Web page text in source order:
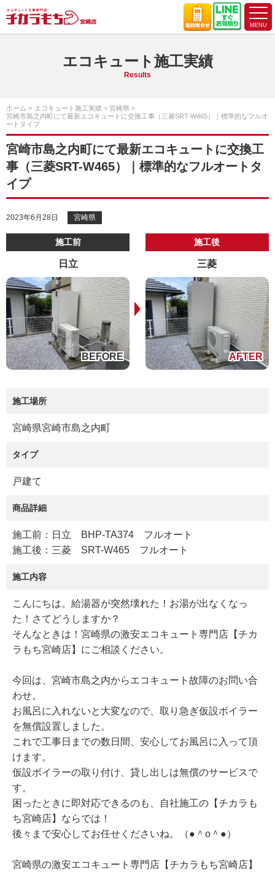
エコキュート施工実績
Results
ホーム エコキュート施工実績
宮崎県
宮崎市島之内町にて最新エコキュートに交換工事（三菱SRT-W465）｜標準的なフルオ
ートタイプ
宮崎市島之内町にて最新エコキュートに交換工
事（三菱SRT-W465）｜標準的なフルオートタ
イプ
2023年6月28日 宮崎県
施工前
日立
施工後
三菱
施工場所
宮崎県宮崎市島之内町
タイプ
戸建て
商品詳細
施工前：日立 BHP-TA374 フルオート
施工後：三菱 SRT-W465 フルオート
施工内容
こんにちは。給湯器が突然壊れた！お湯が出なくなっ
た！さてどうしますか？
そんなときは！宮崎県の激安エコキュート専門店【チカ
ラもち宮崎店】にご相談ください。
今回は、宮崎市島之内からエコキュート故障のお問い合
わせ。
お風呂に入れないと大変なので、取り急ぎ仮設ボイラー
を無償設置しました。
これで工事日までの数日間、安心してお風呂に入って頂
けます。
仮設ボイラーの取り付け、貸し出しは無償のサービスで
す。
困ったときに即対応できるのも、自社施工の【チカラも
ち宮崎店】ならでは！
後々まで安心してお任せくださいね。（●＾o＾●）
宮崎県の激安エコキュート専門店【チカラもち宮崎店】